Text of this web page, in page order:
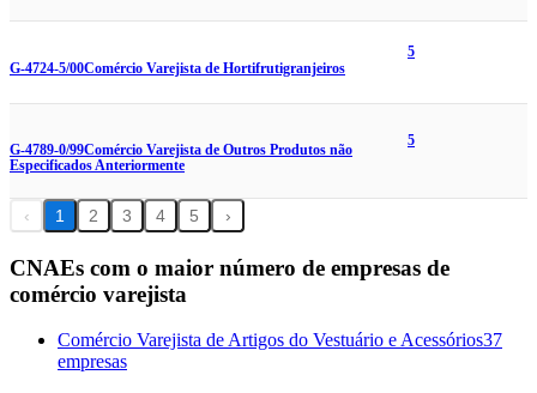
G-4724-5/00Comércio Varejista de Hortifrutigranjeiros
5
G-4789-0/99Comércio Varejista de Outros Produtos não
Especificados Anteriormente
5
‹ 1 2 3 4 5 ›
CNAEs com o maior número de empresas de
comércio varejista
Comércio Varejista de Artigos do Vestuário e Acessórios37
empresas